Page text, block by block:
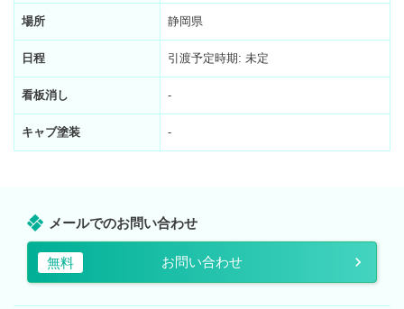
場所 静岡県
日程 引渡予定時期: 未定
看板消し -
キャブ塗装 -
メールでのお問い合わせ
無料 お問い合わせ